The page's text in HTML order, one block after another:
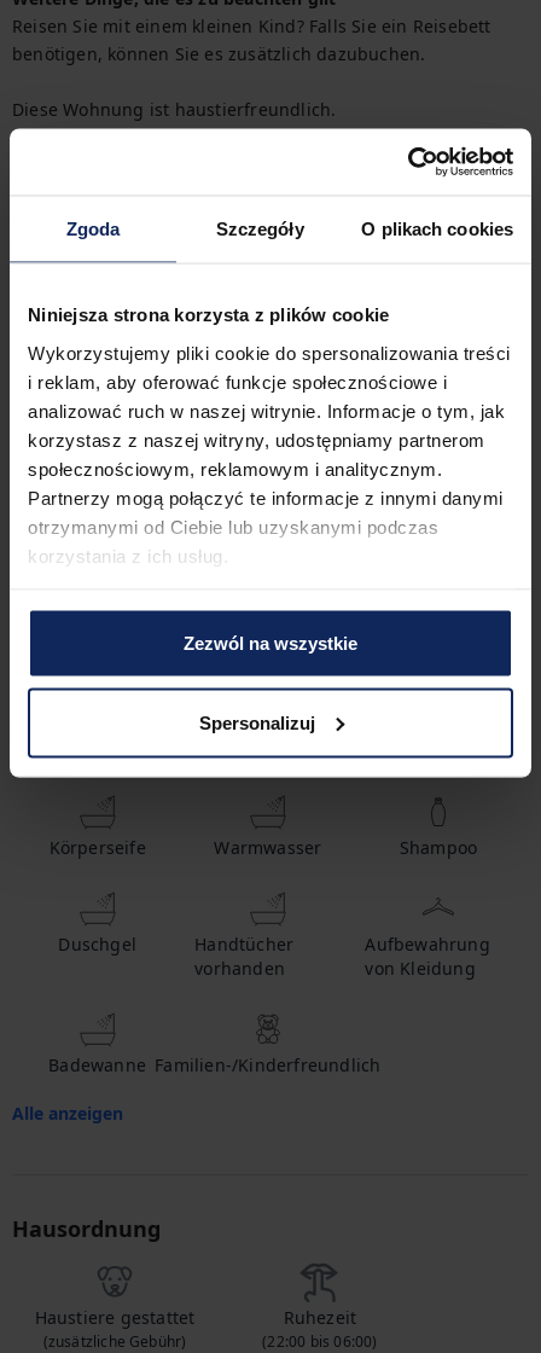
Zgoda Szczegóły O plikach cookies
Niniejsza strona korzysta z plików cookie
Wykorzystujemy pliki cookie do spersonalizowania treści
i reklam, aby oferować funkcje społecznościowe i
analizować ruch w naszej witrynie. Informacje o tym, jak
korzystasz z naszej witryny, udostępniamy partnerom
społecznościowym, reklamowym i analitycznym.
Partnerzy mogą połączyć te informacje z innymi danymi
otrzymanymi od Ciebie lub uzyskanymi podczas
korzystania z ich usług.
Zezwól na wszystkie
Spersonalizuj
Reisen Sie mit einem kleinen Kind? Falls Sie ein Reisebett
benötigen, können Sie es zusätzlich dazubuchen.
Diese Wohnung ist haustierfreundlich.
In der Nähe des Hauses befindet sich ein Bahnhof, der die
können leicht auf der verfügbaren Karte gefunden werden.
Check-in: 16:00
Check-out: 10:00
Merkmale der Immobilie
1 Schlafzimmer 3 Betten
Badezimmer
Ausstattung
Körperseife Warmwasser Shampoo
Duschgel
Handtücher
vorhanden
Aufbewahrung
von Kleidung
Badewanne Familien-/Kinderfreundlich
Alle anzeigen
Hausordnung
Haustiere gestattet
(zusätzliche Gebühr)
Ruhezeit
(22:00 bis 06:00)